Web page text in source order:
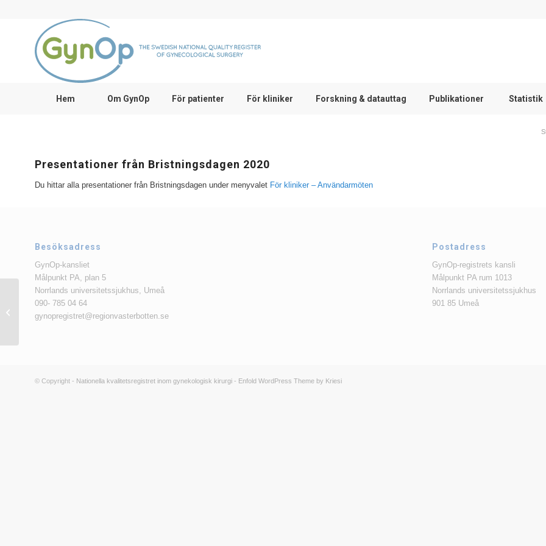
Hem Om GynOp För patienter För kliniker Forskning & datauttag Publikationer Statistik
Presentationer från Bristningsdagen 2020
Du hittar alla presentationer från Bristningsdagen under menyvalet För kliniker – Användarmöten
Besöksadress
GynOp-kansliet
Målpunkt PA, plan 5
Norrlands universitetssjukhus, Umeå
090- 785 04 64
gynopregistret@regionvasterbotten.se
Postadress
GynOp-registrets kansli
Målpunkt PA rum 1013
Norrlands universitetssjukhus
901 85 Umeå
© Copyright - Nationella kvalitetsregistret inom gynekologisk kirurgi - Enfold WordPress Theme by Kriesi
Visste du att… Om SALSTER-
studien